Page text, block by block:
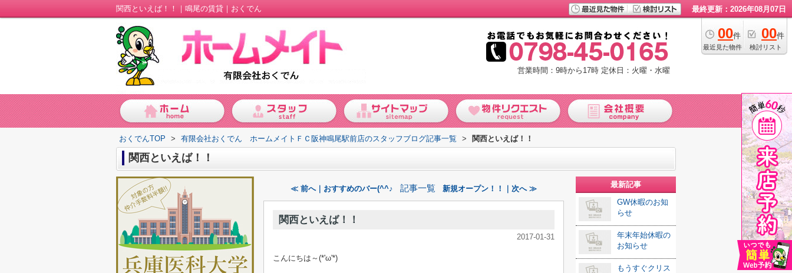
関西といえば！！｜鳴尾の賃貸｜おくでん 最終更新：2026年08月07日
00件
最近見た物件
00件
検討リスト
営業時間：9時から17時 定休日：火曜・水曜
おくでんTOP > 有限会社おくでん ホームメイトＦＣ阪神鳴尾駅前店のスタッフブログ記事一覧 > 関西といえば！！
関西といえば！！
≪ 前へ｜おすすめのバー(^^♪ 記事一覧 新規オープン！！｜次へ ≫
関西といえば！！
2017-01-31
こんにちは～(*'ω'*)
最新記事
GW休暇のお知
らせ
年末年始休暇の
お知らせ
もうすぐクリス